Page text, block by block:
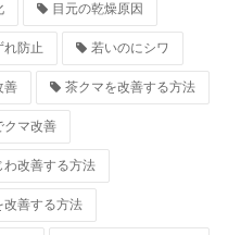
目元の乾燥原因
れ防止 若いのにシワ
善 茶クマを改善する方法
クマ改善
わ改善する方法
改善する方法